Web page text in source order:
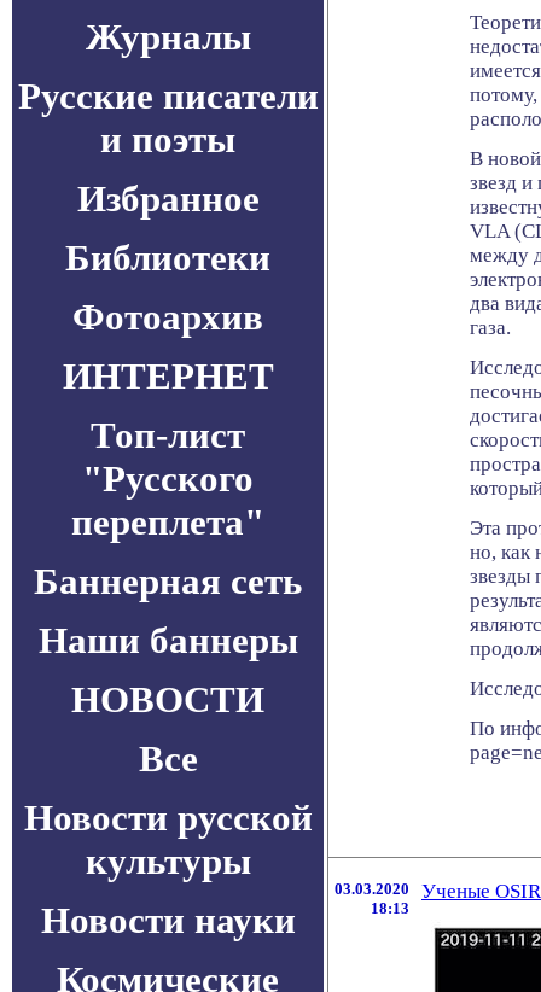
Журналы
Русские писатели
и поэты
Избранное
Библиотеки
Фотоархив
ИНТЕРНЕТ
Топ-лист
"Русского
переплета"
Баннерная сеть
Наши баннеры
НОВОСТИ
Все
Новости русской
культуры
Новости науки
Космические
В
звезд и
VLA
между
два
газа.
Эта
но, как
звезды
По
03.03.2020
18:13
Ученые